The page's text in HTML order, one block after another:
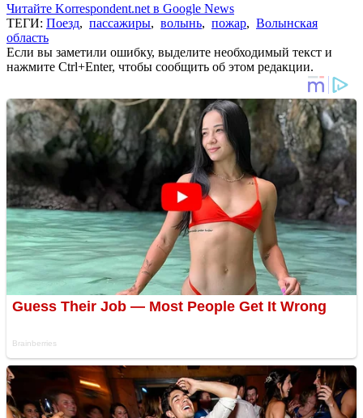
Читайте Korrespondent.net в Google News
ТЕГИ: Поезд, пассажиры, волынь, пожар, Волынская
область
Если вы заметили ошибку, выделите необходимый текст и
нажмите Ctrl+Enter, чтобы сообщить об этом редакции.